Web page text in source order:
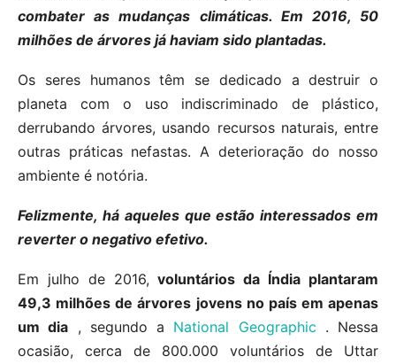
combater as mudanças climáticas. Em 2016, 50
milhões de árvores já haviam sido plantadas.
Os seres humanos têm se dedicado a destruir o
planeta com o uso indiscriminado de plástico,
derrubando árvores, usando recursos naturais, entre
outras práticas nefastas. A deterioração do nosso
ambiente é notória.
Felizmente, há aqueles que estão interessados ​​em
reverter o negativo efetivo.
Em julho de 2016,voluntários da Índia plantaram
49,3 milhões de árvores jovens no país em apenas
um dia , segundo a National Geographic . Nessa
ocasião, cerca de 800.000 voluntários de Uttar